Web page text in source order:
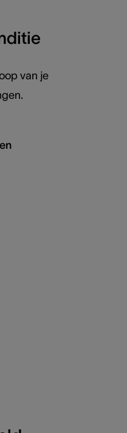
van je